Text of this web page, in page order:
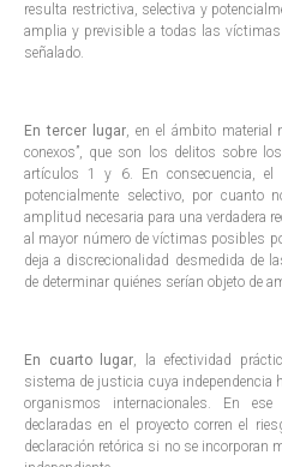
resulta restrictiva, selectiva y
amplia y previsible a todas las
señalado.
En tercer lugar, en el ámbito material
conexos”, que son los delitos sobre
artículos 1 y 6. En consecuencia, el
potencialmente selectivo, por cuanto
amplitud necesaria para una verdadera
al mayor número de víctimas posibles
deja a discrecionalidad desmedida de
de determinar quiénes serían objeto de
En cuarto lugar , la efectividad
sistema de justicia cuya independencia
organismos internacionales. En
declaradas en el proyecto corren el
declaración retórica si no se